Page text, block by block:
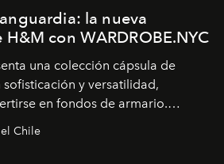
la nueva
con WARDROBE.NYC
una colección cápsula de
y versatilidad,
en fondos de armario.
el 6 de agosto.
Chile